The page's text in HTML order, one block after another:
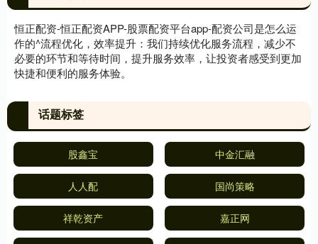
恒正配资-恒正配资APP-股票配资平台app-配资公司是怎么运
作的^流程优化，效率提升：我们持续优化服务流程，减少不
必要的环节和等待时间，提升服务效率，让投资者感受到更加
快捷和便利的服务体验。
话题标签
股鑫宝 中金汇融
人人配 国尚策略
祥乾资产 嘉正网